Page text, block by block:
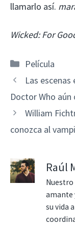
llamarlo así.
Wicked: For
Categorías
Película
Las
Doctor Who
William
conozca al
Raúl
Nuestro
amante
su vida